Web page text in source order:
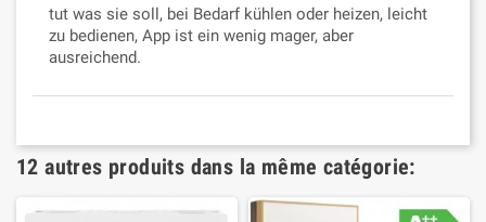
tut was sie soll, bei Bedarf kühlen oder heizen, leicht
zu bedienen, App ist ein wenig mager, aber
ausreichend.
12 autres produits dans la même catégorie: